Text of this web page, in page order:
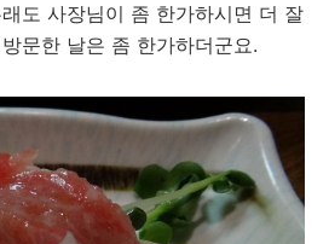
도 사장님이 좀 한가하시면 더 잘
문한 날은 좀 한가하더군요.